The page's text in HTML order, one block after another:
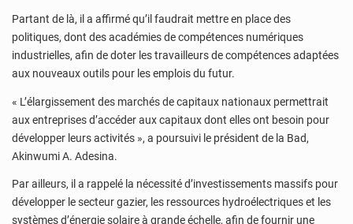
Partant de là, il a affirmé qu’il faudrait mettre en place des
politiques, dont des académies de compétences numériques
industrielles, afin de doter les travailleurs de compétences adaptées
aux nouveaux outils pour les emplois du futur.
« L’élargissement des marchés de capitaux nationaux permettrait
aux entreprises d’accéder aux capitaux dont elles ont besoin pour
développer leurs activités », a poursuivi le président de la Bad,
Akinwumi A. Adesina.
Par ailleurs, il a rappelé la nécessité d’investissements massifs pour
développer le secteur gazier, les ressources hydroélectriques et les
systèmes d’énergie solaire à grande échelle, afin de fournir une